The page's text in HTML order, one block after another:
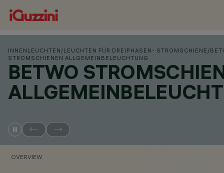
INNENLEUCHTEN /LEUCHTEN FÜR DREIPHASEN- STROMSCHIENE /
STROMSCHIENEN ALLGEMEINBELEUCHTUNG
BETWO
OVERVIEW